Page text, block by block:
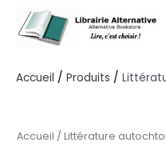
contenu
Accueil Produits
Accueil / Littérature